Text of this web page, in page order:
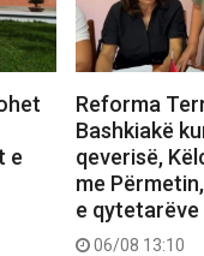
e
Reforma
Bashkiakë
qeverisë,
me
e qytetarëve
06/08 13:10